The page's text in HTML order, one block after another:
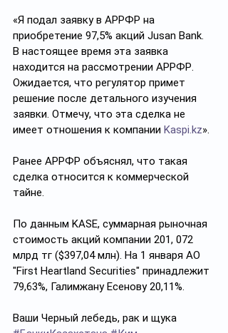
«Я подал заявку в АРРФР на
приобретение 97,5% акций Jusan Bank.
В настоящее время эта заявка
находится на рассмотрении АРРФР.
Ожидается, что регулятор примет
решение после детального изучения
заявки. Отмечу, что эта сделка не
имеет отношения к компании Kaspi.kz».
Ранее АРРФР объяснял, что такая
сделка относится к коммерческой
тайне.
По данным KASE, суммарная рыночная
стоимость акций компании 201, 072
млрд тг ($397,04 млн). На 1 января АО
"First Heartland Securities" принадлежит
79,63%, Галимжану Есенову 20,11%.
Ваши Черный лебедь, рак и щука